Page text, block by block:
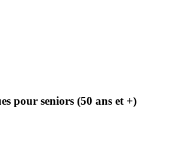
pour seniors (50 ans et +)